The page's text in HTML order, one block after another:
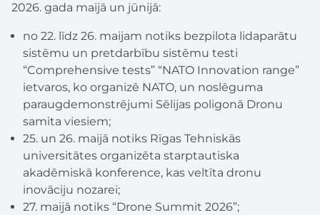
2026. gada maijā un jūnijā:
no 22. līdz 26. maijam notiks bezpilota lidaparātu
sistēmu un pretdarbību sistēmu testi
“Comprehensive tests” “NATO Innovation range”
ietvaros, ko organizē NATO, un noslēguma
paraugdemonstrējumi Sēlijas poligonā Dronu
samita viesiem;
25. un 26. maijā notiks Rīgas Tehniskās
universitātes organizēta starptautiska
akadēmiskā konference, kas veltīta dronu
inovāciju nozarei;
27. maijā notiks “Drone Summit 2026”;